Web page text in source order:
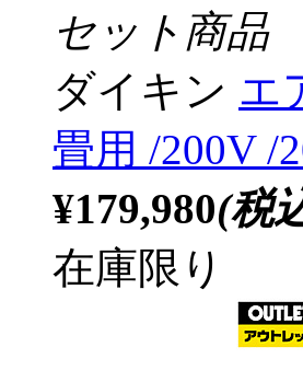
セット商品
ダイキン エ
畳用 /200V /
¥179,980(税
在庫限り